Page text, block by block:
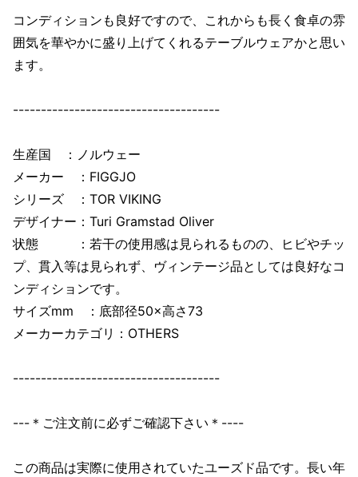
コンディションも良好ですので、これからも長く食卓の雰
囲気を華やかに盛り上げてくれるテーブルウェアかと思い
ます。
-------------------------------------
生産国 ：ノルウェー
メーカー ：FIGGJO
シリーズ ：TOR VIKING
デザイナー：Turi Gramstad Oliver
状態 ：若干の使用感は見られるものの、ヒビやチッ
プ、貫入等は見られず、ヴィンテージ品としては良好なコ
ンディションです。
サイズmm ：底部径50×高さ73
メーカーカテゴリ：OTHERS
-------------------------------------
---＊ご注文前に必ずご確認下さい＊----
この商品は実際に使用されていたユーズド品です。長い年